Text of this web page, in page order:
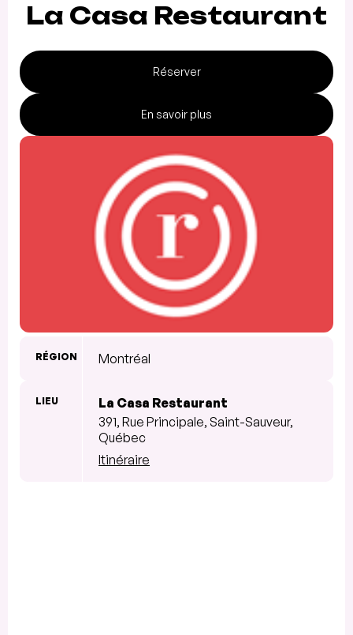
La Casa Restaurant
Réserver
En savoir plus
RÉGION Montréal
LIEU
La Casa Restaurant
391, Rue Principale, Saint-Sauveur,
Québec
Itinéraire